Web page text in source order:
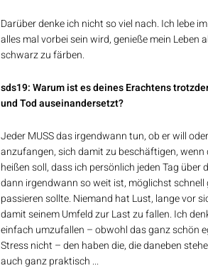
Darüber denke ich nicht so viel nach. Ich lebe
alles mal vorbei sein wird, genieße mein Leben
schwarz zu färben.
sds19: Warum ist es deines Erachtens
und Tod auseinandersetzt?
Jeder MUSS das irgendwann tun, ob er will
anzufangen, sich damit zu beschäftigen,
heißen soll, dass ich persönlich jeden Tag über
dann irgendwann so weit ist, möglichst
passieren sollte. Niemand hat Lust, lange vor
damit seinem Umfeld zur Last zu fallen. Ich
einfach umzufallen – obwohl das ganz schön
Stress nicht – den haben die, die daneben
auch ganz praktisch ...